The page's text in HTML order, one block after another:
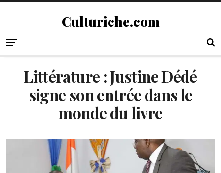
Culturiche.com
Littérature : Justine Dédé
signe son entrée dans le
monde du livre